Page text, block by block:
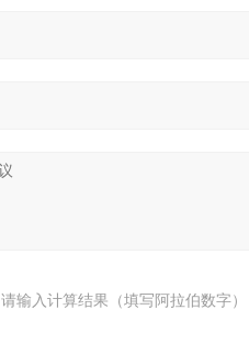
请输入计算结果（填写阿拉伯数字